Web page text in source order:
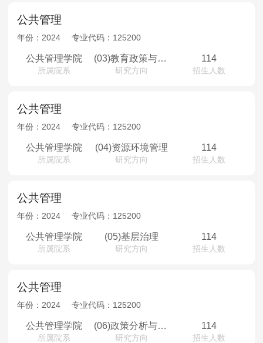
MTA旅游管理
院校库 考试报名 招生政策
考试真题
报考经验 招生简章
公共管理
年份： 2024 专业代码： 125200
公共管理学院
所属院系
(03)教育政策与管理
研究方向
114
招生人数
公共管理
年份： 2024 专业代码： 125200
公共管理学院
所属院系
(04)资源环境管理
研究方向
114
招生人数
公共管理
年份： 2024 专业代码： 125200
公共管理学院
所属院系
(05)基层治理
研究方向
114
招生人数
公共管理
年份： 2024 专业代码： 125200
公共管理学院
所属院系
(06)政策分析与评估
研究方向
114
招生人数